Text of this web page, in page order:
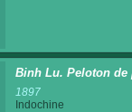
Binh Lu. Peloton de
1897
Indochine